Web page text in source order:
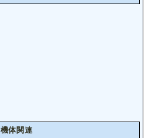
機体関連